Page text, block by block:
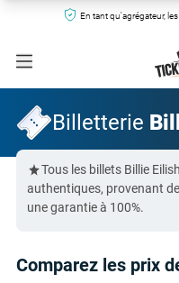
En tant qu'agrégateur,
Billetterie
Tous les billets Billie
authentiques, provenant
une garantie à 100%.
Comparez les prix